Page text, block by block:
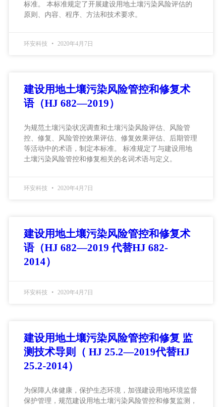
标准。 本标准规定了开展建设用地土壤污染风险评估的
原则、内容、程序、方法和技术要求。
环安科技 2020年4月7日
建设用地土壤污染风险管控和修复术
语（HJ 682—2019）
为规范土壤污染状况调查和土壤污染风险评估、风险管
控、修复、风险管控效果评估、修复效果评估、后期管理
等活动中的术语，制定本标准。 标准规定了与建设用地
土壤污染风险管控和修复相关的名词术语与定义。
环安科技 2020年4月7日
建设用地土壤污染风险管控和修复术
语（HJ 682—2019 代替HJ 682-
2014）
环安科技 2020年4月7日
建设用地土壤污染风险管控和修复 监
测技术导则（ HJ 25.2—2019代替HJ
25.2-2014）
为保障人体健康，保护生态环境，加强建设用地环境监督
保护管理，规范建设用地土壤污染风险管控和修复监测，